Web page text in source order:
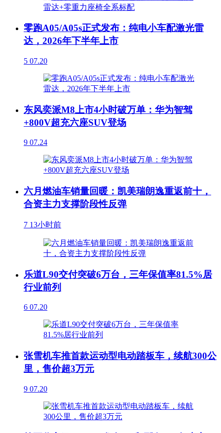
零跑A05/A05s正式发布：纯电小车配激光雷
达，2026年下半年上市
5 07.20
东风奕派M8上市4小时破万单：华为智驾
+800V超充六座SUV登场
9 07.24
六月燃油车销量回暖：凯美瑞朗逸重返前十，
合资主力支撑阶段性反弹
7 13小时前
乐道L90交付突破6万台，三年保值率81.5%居
行业前列
6 07.20
张雪机车推首款运动型电动踏板车，续航300公
里，售价超3万元
9 07.20